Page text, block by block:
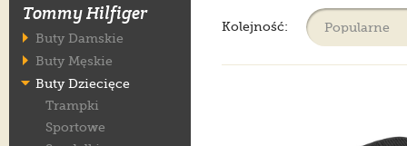
Sandały
Na Obcasie
Trampki
Sportowe
Botki
Półbuty
Converse
Crocs
Maciejka
Trampki
Sztyblety
Sportowe
Półbuty
Sandały
Glany
Blundstone
Converse
Skechers
Sportowe
Klapki
Sandałki
Kozaki
Trzewiki
Balerinki
Crocs
Birkenstock
Geox
Tommy Hilfiger
Buty Damskie
Buty Męskie
Buty Dziecięce
Trampki
Sportowe
Kolejność: